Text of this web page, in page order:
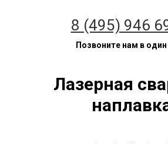
8 (495) 946
Позвоните нам в один
Лазерная